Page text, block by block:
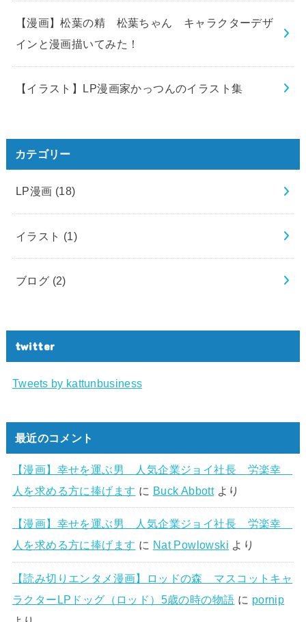
【漫画】松葉の精 松葉ちゃん キャラクターデザ
インと漫画描いてみた！
【イラスト】LP漫画家かっつんのイラスト集
カテゴリー
LP漫画 (18)
イラスト (1)
ブログ (2)
twitter
Tweets by kattunbusiness
最近のコメント
【漫画】幸せを運ぶ男 人気企業ジョイ社長 労楽幸
人を求める方に捧げます に Buck Abbottより
【漫画】幸せを運ぶ男 人気企業ジョイ社長 労楽幸
人を求める方に捧げます に Nat Powlowski より
【読み切りエンタメ漫画】ロッドの森 マスコットキャ
ラクターLPドッグ（ロッド）5歳の時の物語 に pornip